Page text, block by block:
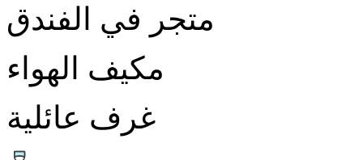
متجر في الفندق
مكيف الهواء
غرف عائلية